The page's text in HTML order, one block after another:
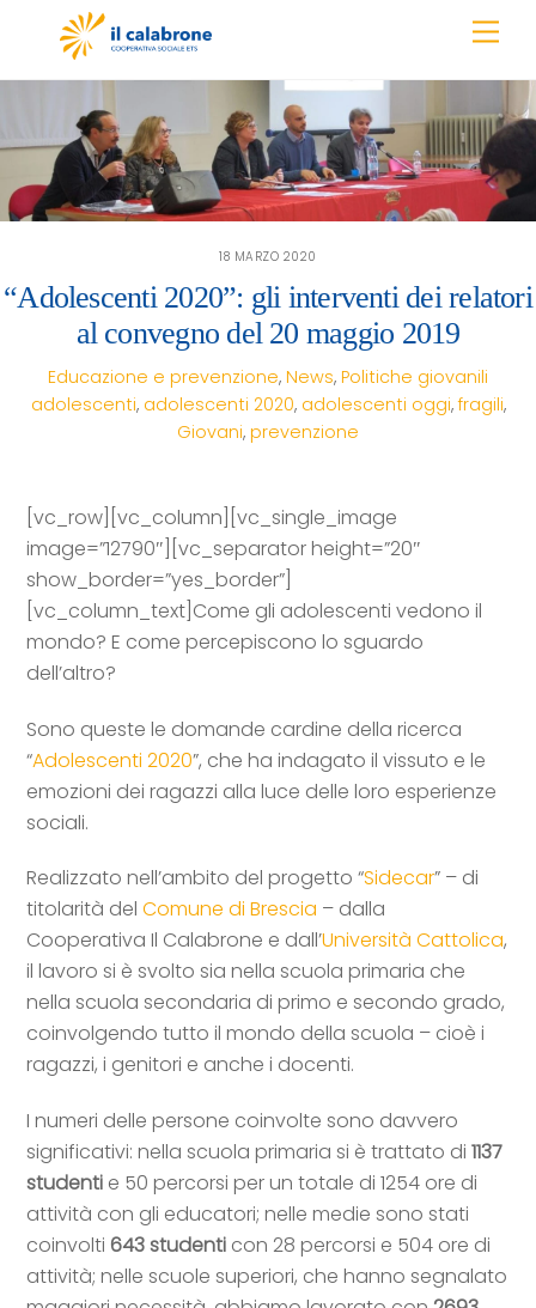
content
18 MARZO 2020
“Adolescenti 2020”: gli interventi dei relatori
al convegno del 20 maggio 2019
Educazione e prevenzione, News, Politiche giovanili
adolescenti, adolescenti 2020, adolescenti oggi,fragili,
Giovani, prevenzione
[vc_row][vc_column][vc_single_image
image=”12790″][vc_separator height=”20″
show_border=”yes_border”]
[vc_column_text] Come gli adolescenti vedono il
mondo? E come percepiscono lo sguardo
dell’altro?
Sono queste le domande cardine della ricerca
“Adolescenti 2020”, che ha indagato il vissuto e le
emozioni dei ragazzi alla luce delle loro esperienze
sociali.
Realizzato nell’ambito del progetto “Sidecar” – di
titolarità delComune di Brescia – dalla
Cooperativa Il Calabrone e dall’Università Cattolica,
il lavoro si è svolto sia nella scuola primaria che
nella scuola secondaria di primo e secondo grado,
coinvolgendo tutto il mondo della scuola – cioè i
ragazzi, i genitori e anche i docenti.
I numeri delle persone coinvolte sono davvero
significativi: nella scuola primaria si è trattato di1137
studenti e 50 percorsi per un totale di 1254 ore di
attività con gli educatori; nelle medie sono stati
coinvolti 643 studenti con 28 percorsi e 504 ore di
attività; nelle scuole superiori, che hanno segnalato